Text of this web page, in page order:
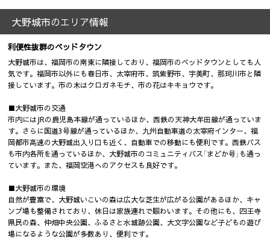
大野城市のエリア情報
利便性抜群のベッドタウン
大野城市は、福岡市の南東に隣接しており、福岡市のベッドタウンとしても人
気です。福岡市以外にも春日市、太宰府市、筑紫野市、宇美町、那珂川市と隣
接しています。市の木はクロガネモチ、市の花はキキョウです。
■大野城市の交通
市内にはJRの鹿児島本線が通っているほか、西鉄の天神大牟田線が通っていま
す。さらに国道3号線が通っているほか、九州自動車道の太宰府インター、福
岡都市高速の大野城出入り口も近く、自動車での移動にも便利です。西鉄バス
も市内各所を通っているほか、大野城市のコミュニティバス「まどか号」も通っ
ています。また、福岡空港へのアクセスも良好です。
■大野城市の環境
自然が豊富で、大野城いこいの森は広大な芝生が広がる公園があるほか、キャ
ンプ場も整備されており、休日は家族連れで賑わいます。その他にも、四王寺
県民の森、仲畑中央公園、ふるさと水城跡公園、大文字公園など子どもの遊び
場になるような公園が多数あり、便利です。